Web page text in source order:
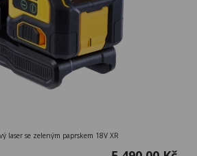
laser se zeleným paprskem 18V XR